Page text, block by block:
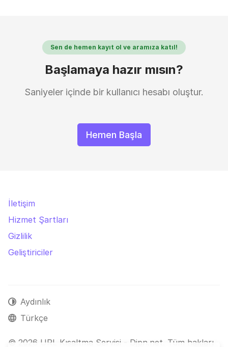
Sen de hemen kayıt ol ve aramıza katıl!
Başlamaya hazır mısın?
Saniyeler içinde bir kullanıcı hesabı oluştur.
Hemen Başla
İletişim
Hizmet Şartları
Gizlilik
Geliştiriciler
© 2026 URL Kısaltma Servisi - Djpn.net. Tüm hakları
Aydınlık
Türkçe